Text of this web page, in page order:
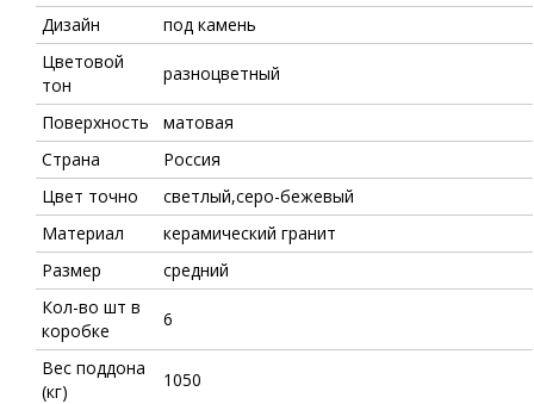
Дизайн
под камень
Цветовой
тон
разноцветный
Поверхность
матовая
Страна
Россия
Цвет точно
светлый,серо-бежевый
Материал
керамический гранит
Размер
средний
Кол-во шт в
коробке
6
Вес поддона
(кг)
1050